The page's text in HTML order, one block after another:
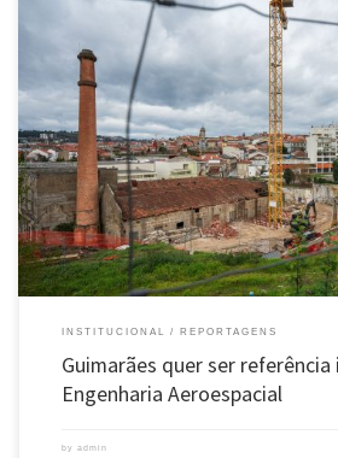
“Guimarães quer ser referência ibérica da engenharia
autarquia, que revela a receção a Luís Montenegro para a
nacional para o espaço. A apresentação da estratégia
Guimarães, autarquia liderada pelo social-democrata
de […]
INSTITUCIONAL REPORTAGENS
Guimarães quer ser referência
Engenharia Aeroespacial
by admin